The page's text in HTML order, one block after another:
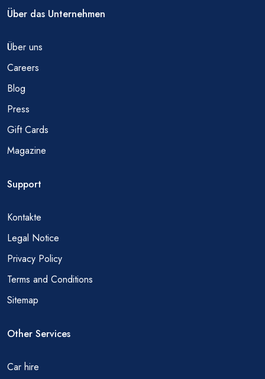
Über das Unternehmen
Über uns
Careers
Blog
Press
Gift Cards
Magazine
Support
Kontakte
Legal Notice
Privacy Policy
Terms and Conditions
Sitemap
Other Services
Car hire